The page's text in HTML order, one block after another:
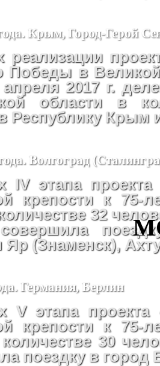
Крым, Город-Герой
реализации
Победы в
2017 г.
области в
Республику Крым
Волгоград
IV этапа
крепости к 75-
32
Яр (Знаменск),
Германия, Берлин
V этапа проекта
крепости к 75-
30
поездку в город